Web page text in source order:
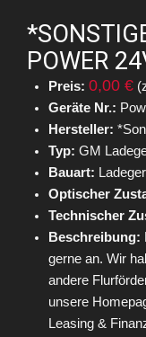
POWER
Preis: 0,00 €
Geräte Nr.:
Hersteller:
Typ: GM
Bauart:
Optischer
Technischer
Beschreibung:
gerne an. Wir
andere
unsere
Leasing &